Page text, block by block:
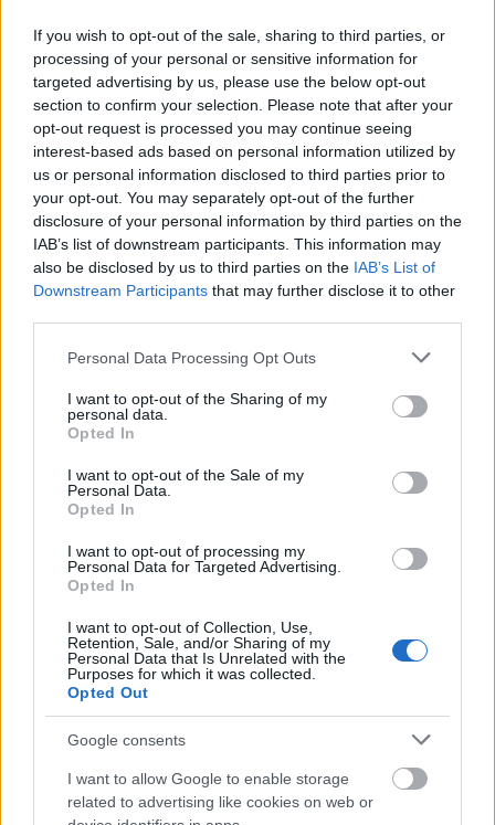
If you wish to opt-out of the sale, sharing to third parties, or
processing of your personal or sensitive information for
targeted advertising by us, please use the below opt-out
section to confirm your selection. Please note that after your
opt-out request is processed you may continue seeing
interest-based ads based on personal information utilized by
us or personal information disclosed to third parties prior to
your opt-out. You may separately opt-out of the further
disclosure of your personal information by third parties on the
IAB’s list of downstream participants. This information may
also be disclosed by us to third parties on the IAB’s List of
Downstream Participants that may further disclose it to other
Please note that this website/app uses one or more Google
not limited to your visit or usage behaviour. You may click to
grant or deny consent to Google and its third-party tags to
use your data for below specified purposes in below Google
consent section.
Personal Data Processing Opt Outs
I want to opt-out of the Sharing of my
personal data.
Opted In
I want to opt-out of the Sale of my
Personal Data.
Opted In
I want to opt-out of processing my
Personal Data for Targeted Advertising.
Opted In
I want to opt-out of Collection, Use,
Retention, Sale, and/or Sharing of my
Personal Data that Is Unrelated with the
Purposes for which it was collected.
Opted Out
Google consents
I want to allow Google to enable storage
related to advertising like cookies on web or
Pascual mozgását ugyanis előbb egy, majd végül
négy talpig feketébe burkolt alak követi. Némelyikük
talán ugyanolyan jó táncos, mint Pascual, és mégis,
csupán a mozgások kivitelezőiként látjuk őket, mert
az ő személyiségük nem válik a mű elmaradhatatlan
és felcserélhetetlen alkotóelemévé.
Anne Teresa de Keersmaeker szólója, a Once
(Egyszer) látszólag nem önéletrajzi mű, mégis sokkal
többet árul el a szerzőről, mint amennyit szóban
vagy akár koreográfiáiban bármikor is
megfogalmazott magáról. De Keersmaeker több
mint húsz éve mutatkozott be egy duettel, majd
három másik táncosnővel együtt megalakította
Rosas nevű társulatát. Tehetsége olyan nyilvánvaló
volt, hogy néhány év független lét után az ő kis
csapata lett a brüsszeli Monnaie Operaháznak -
Béjart egykori székhelyének - állandó társulata. De
Keersmaeker nem ontotta a darabokat,
nyilatkozgatni meg szinte sosem szokott. Hagy időt
magának és társulatának a feltöltődésre, a
koreográfiai ötlet alakítására, fejben és
próbateremben egyaránt. Talán ezért is olyan
elképesztően eltérőek a különböző periódusaiban
született darabjai! Mintha nem is ugyanaz a
koreográfus komponálta volna, mondjuk, a repetitív
Fase-t vagy a minimalista Rosas danst Rosast, mint a
későbbi "táncszínházi" Stellát, vagy épp a Bartók-
partitúrát táncban újraíró Hoppla!-t. A szinte
építészhez illően tudatos szerkezet, a táncnyelv
újbóli felépítése és a táncosok adottságainak
tökéletes kiaknázása azonban az állandóan új
utakat kutató de Keersmaeker minden munkájában